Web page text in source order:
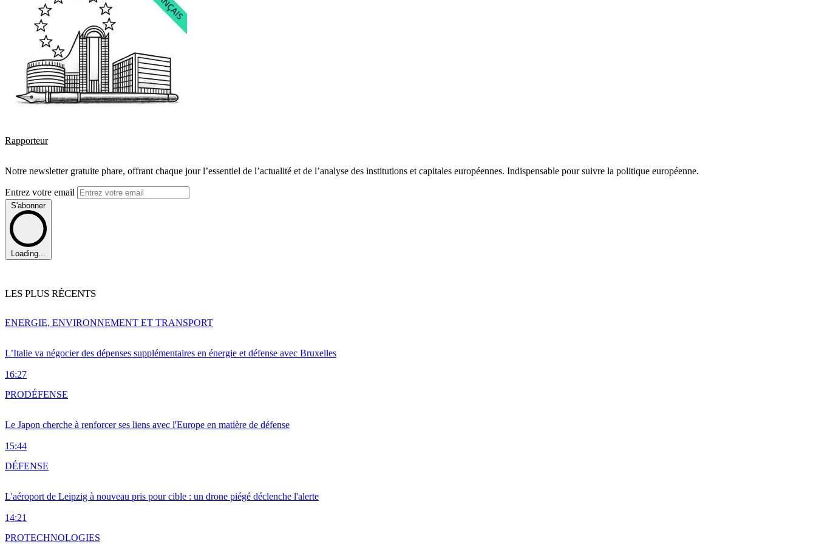
Rapporteur
Notre newsletter gratuite phare, offrant chaque jour l’essentiel de l’actualité et de l’analyse des institutions et capitales européennes. Indispensable pour suivre la politique européenne.
Entrez votre email
S'abonner
Loading...
LES PLUS RÉCENTS
L’Italie va négocier des dépenses supplémentaires en énergie et défense avec Bruxelles
16:27
ENERGIE, ENVIRONNEMENT ET TRANSPORT
Le Japon cherche à renforcer ses liens avec l'Europe en matière de défense
15:44
PRODÉFENSE
L'aéroport de Leipzig à nouveau pris pour cible : un drone piégé déclenche l'alerte
14:21
DÉFENSE
PROTECHNOLOGIES